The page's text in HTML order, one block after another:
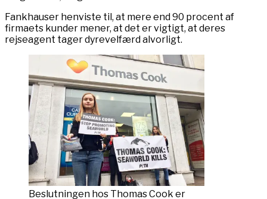
Fankhauser henviste til, at mere end 90 procent af
firmaets kunder mener, at det er vigtigt, at deres
rejseagent tager dyrevelfærd alvorligt.
Beslutningen hos Thomas Cook er